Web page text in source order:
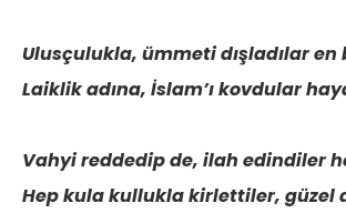
Ulusçulukla, ümmeti dışladılar en
Laiklik adına, İslam’ı kovdular
Vahyi reddedip de, ilah edindiler
Hep kula kullukla kirlettiler, güzel